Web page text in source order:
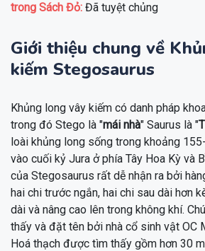
trong Sách Đỏ: Đã tuyệt chủng
Giới thiệu chung về
kiếm Stegosaurus
Khủng long vây kiếm có danh pháp
trong đó Stego là "mái nhà" Saurus là "
loài khủng long sống trong khoảng
vào cuối kỷ Jura ở phía Tây Hoa Kỳ và
của Stegosaurus rất dễ nhận ra bởi
hai chi trước ngắn, hai chi sau dài hơn
dài và nâng cao lên trong không khí.
thấy và đặt tên bởi nhà cổ sinh vật OC
Hoá thạch được tìm thấy gồm hơn 30